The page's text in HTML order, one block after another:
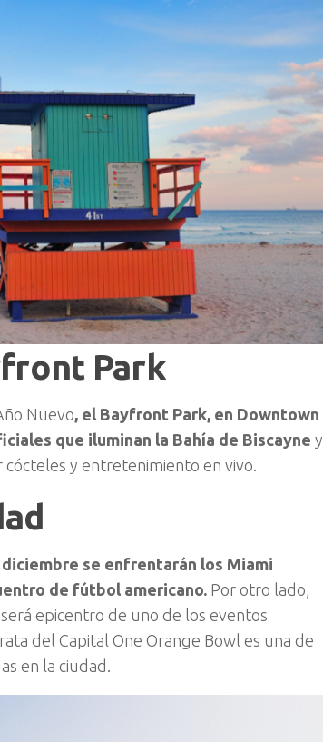
Park
Nuevo, el Bayfront Park, en Downtown
que iluminan la Bahía de Biscayne y
y entretenimiento en vivo.
se enfrentarán los Miami
de fútbol americano. Por otro lado,
epicentro de uno de los eventos
del Capital One Orange Bowl es una de
en la ciudad.